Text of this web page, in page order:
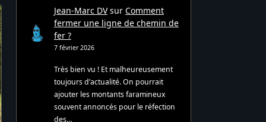
Jean-Marc DVsur Comment
fermer une ligne de chemin de
fer ?
7 février 2026
Très bien vu ! Et malheureusement
toujours d’actualité. On pourrait
ajouter les montants faramineux
souvent annoncés pour le réfection
des…